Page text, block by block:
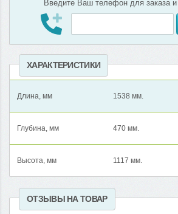
Введите Ваш телефон для заказа и
ХАРАКТЕРИСТИКИ
Длина, мм 1538 мм.
Глубина, мм 470 мм.
Высота, мм 1117 мм.
ОТЗЫВЫ НА ТОВАР